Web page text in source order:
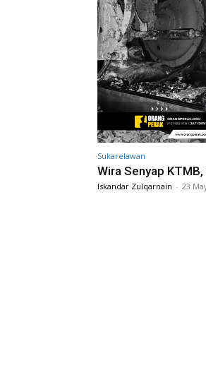
Sukarelawan
Wira Senyap
Iskandar Zulqarnain - 23